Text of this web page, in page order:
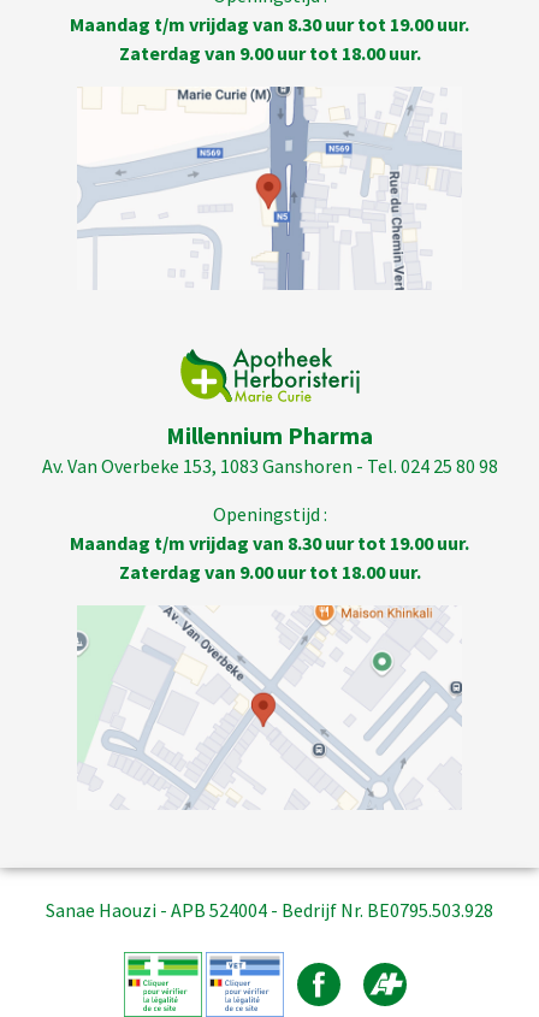
Maandag t/m vrijdag van 8.30 uur tot 19.00 uur.
Zaterdag van 9.00 uur tot 18.00 uur.
Millennium Pharma
Av. Van Overbeke 153, 1083 Ganshoren - Tel. 024 25 80 98
Openingstijd :
Maandag t/m vrijdag van 8.30 uur tot 19.00 uur.
Zaterdag van 9.00 uur tot 18.00 uur.
Sanae Haouzi - APB 524004 - Bedrijf Nr. BE0795.503.928